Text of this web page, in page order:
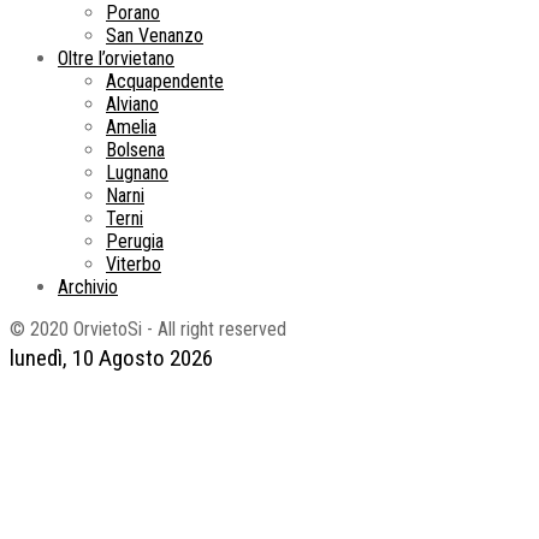
lunedì, 10 Agosto 2026
Porano
San Venanzo
Oltre l’orvietano
Acquapendente
Alviano
Amelia
Bolsena
Lugnano
Narni
Terni
Perugia
Viterbo
Archivio
© 2020 OrvietoSi - All right reserved